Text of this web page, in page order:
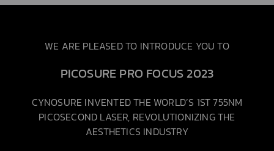
WE ARE PLEASED TO INTRODUCE YOU TO
PICOSURE PRO FOCUS 2023
CYNOSURE INVENTED THE WORLD’S 1ST 755NM
PICOSECOND LASER, REVOLUTIONIZING THE
AESTHETICS INDUSTRY